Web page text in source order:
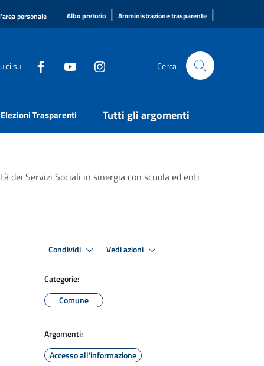
personale Albo pretorio | Amministrazione trasparente |
su Cerca
Elezioni Trasparenti Tutti gli argomenti
dei Servizi Sociali in sinergia con scuola ed enti
Condividi Vedi azioni
Categorie:
Comune
Argomenti:
Accesso all'informazione